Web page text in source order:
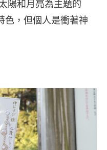
陽和月亮為主題的
，但個人是衝著神